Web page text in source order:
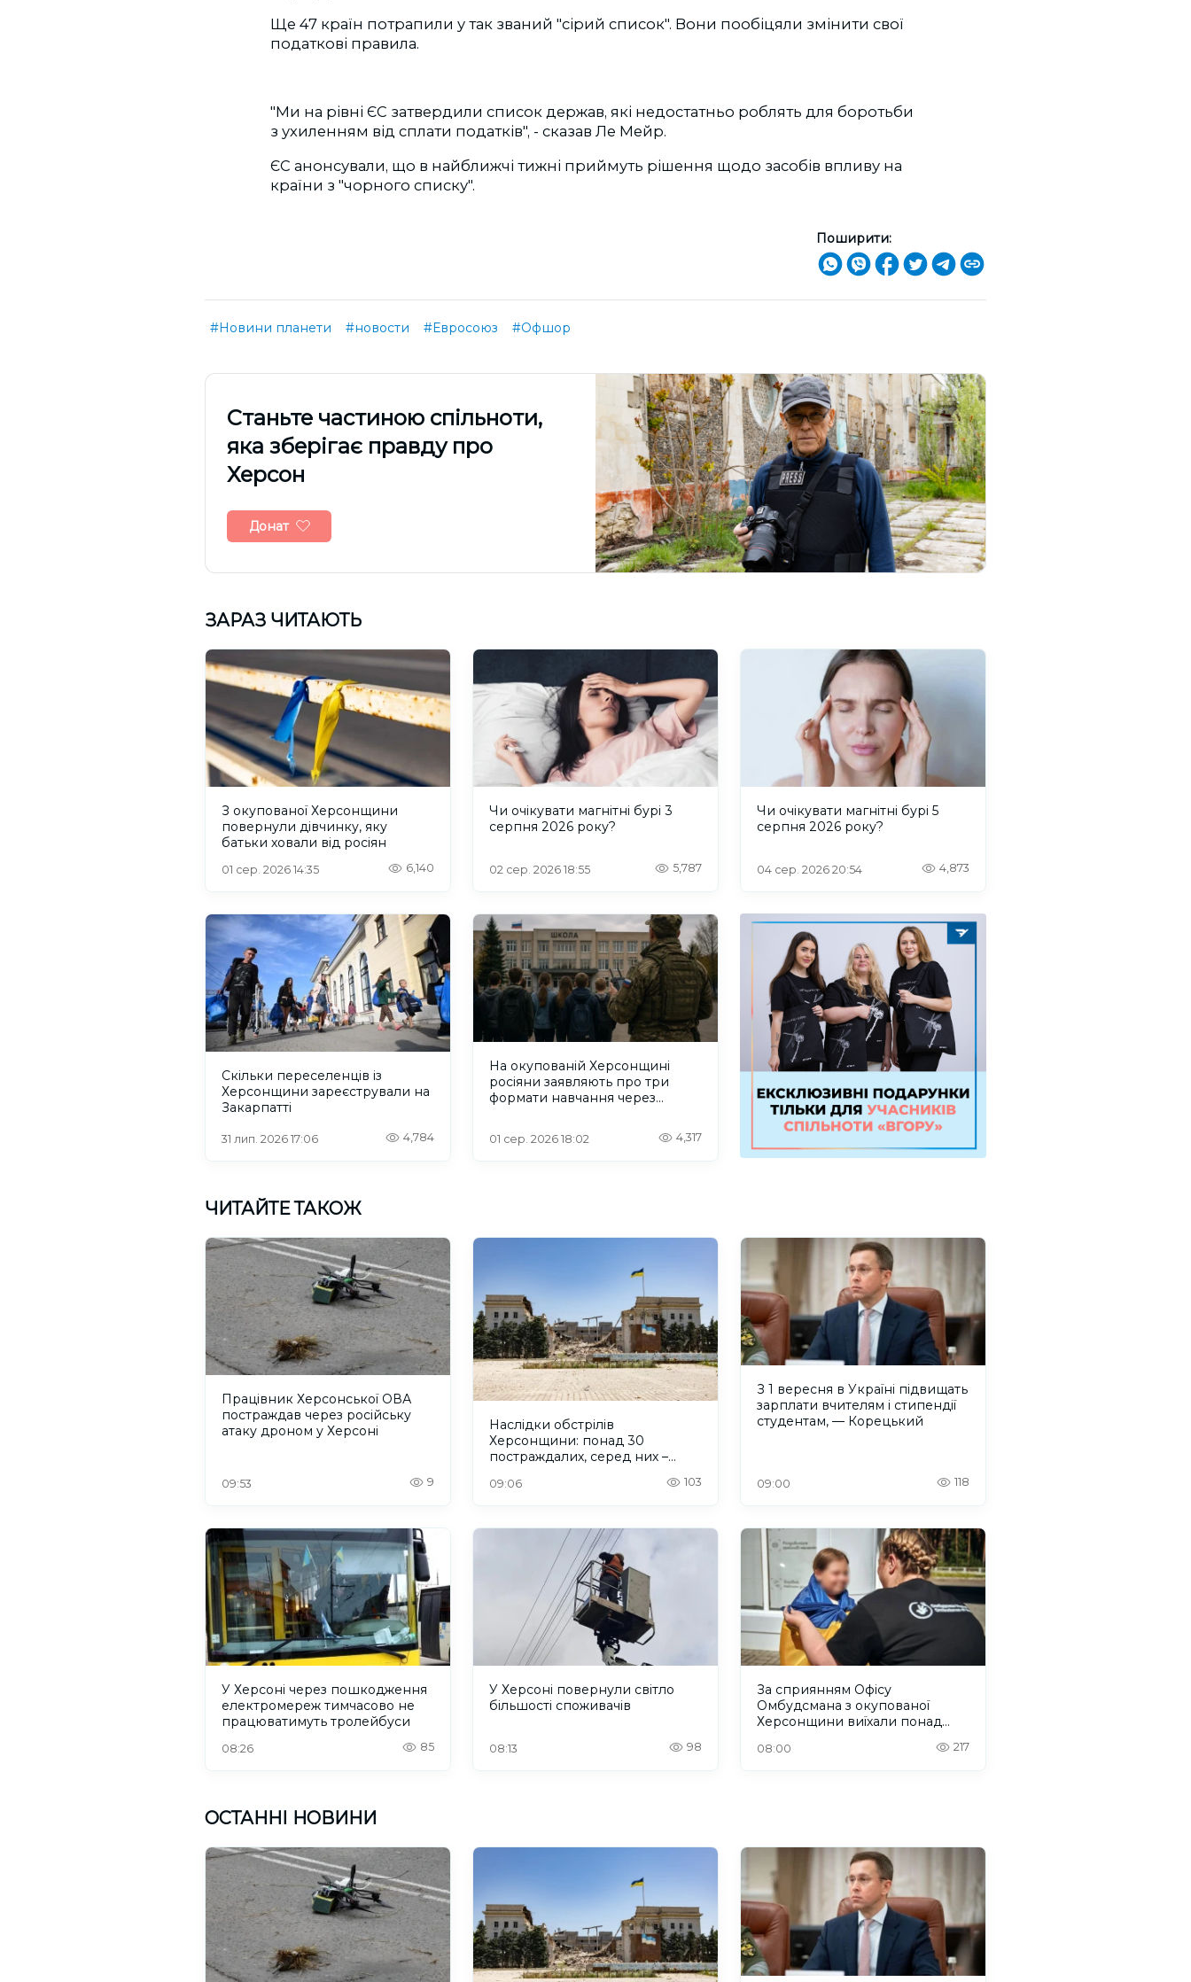
Ще 47 країн потрапили у так званий "сірий список". Вони пообіцяли змінити свої
податкові правила.
"Ми на рівні ЄС затвердили список держав, які недостатньо роблять для боротьби
з ухиленням від сплати податків", - сказав Ле Мейр.
ЄС анонсували, що в найближчі тижні приймуть рішення щодо засобів впливу на
країни з "чорного списку".
Поширити:
#Новини планети #новости #Евросоюз #Офшор
Cтаньте частиною спільноти,
яка зберігає правду про
Херсон
Донат
ЗАРАЗ ЧИТАЮТЬ
З окупованої Херсонщини
повернули дівчинку, яку
батьки ховали від росіян
01 сер. 2026 14:35 6,140
Чи очікувати магнітні бурі 3
серпня 2026 року?
02 сер. 2026 18:55 5,787
Чи очікувати магнітні бурі 5
серпня 2026 року?
04 сер. 2026 20:54 4,873
Скільки переселенців із
Херсонщини зареєстрували на
Закарпатті
31 лип. 2026 17:06 4,784
На окупованій Херсонщині
росіяни заявляють про три
формати навчання через
01 сер. 2026 18:02 4,317
ЧИТАЙТЕ ТАКОЖ
Працівник Херсонської ОВА
постраждав через російську
атаку дроном у Херсоні
09:53 9
Наслідки обстрілів
Херсонщини: понад 30
постраждалих, серед них –
09:06 103
З 1 вересня в Україні підвищать
зарплати вчителям і стипендії
студентам, — Корецький
09:00 118
У Херсоні через пошкодження
електромереж тимчасово не
працюватимуть тролейбуси
08:26 85
У Херсоні повернули світло
більшості споживачів
08:13 98
За сприянням Офісу
Омбудсмана з окупованої
Херсонщини виїхали понад
08:00 217
ОСТАННІ НОВИНИ